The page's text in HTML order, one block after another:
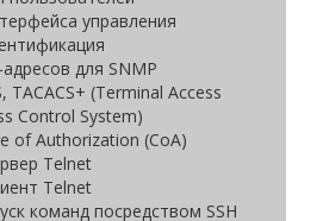
управления
для SNMP
TACACS+ (Terminal Access
Control System)
of Authorization (CoA)
Telnet
Telnet
команд посредством SSH